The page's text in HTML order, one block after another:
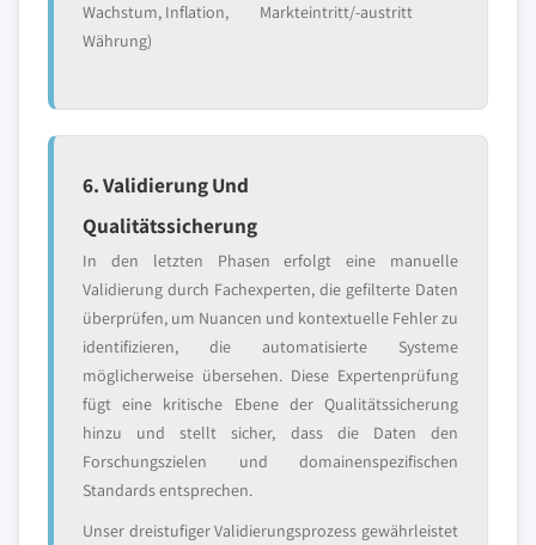
Wachstum, Inflation,
Währung)
Markteintritt/-austritt
6. Validierung Und
Qualitätssicherung
In den letzten Phasen erfolgt eine manuelle
Validierung durch Fachexperten, die gefilterte Daten
überprüfen, um Nuancen und kontextuelle Fehler zu
identifizieren, die automatisierte Systeme
möglicherweise übersehen. Diese Expertenprüfung
fügt eine kritische Ebene der Qualitätssicherung
hinzu und stellt sicher, dass die Daten den
Forschungszielen und domainenspezifischen
Standards entsprechen.
Unser dreistufiger Validierungsprozess gewährleistet